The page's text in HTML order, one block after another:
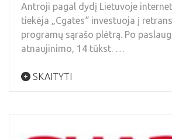
Antroji pagal dydį Lietuvoje
tiekėja „Cgates“ investuoja į
programų sąrašo plėtrą. Po
atnaujinimo, 14 tūkst. …
SKAITYTI